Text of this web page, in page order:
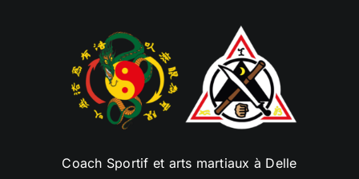
Coach Sportif et arts martiaux à Delle